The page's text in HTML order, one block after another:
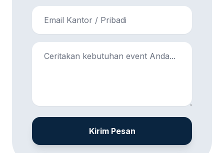
Kirim Pesan